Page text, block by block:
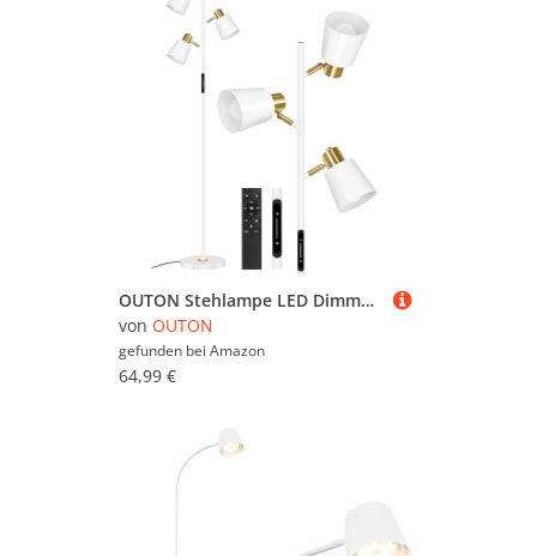
OUTON Stehlampe LED Dimmbar mit Fernbedienung und Touch-Steuerung, 36W 2700LM, 4 Farbtemperaturen, 3 Drehbare Leuchtköpfe, Modern Leselampe Stehleuchte für Wohnzimmer, Schlafzimmer, Büro, Weiß
von OUTON
gefunden bei Amazon
64,99 €